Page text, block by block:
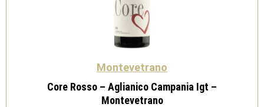
Montevetrano
Core Rosso – Aglianico Campania Igt –
Montevetrano